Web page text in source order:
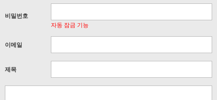
비밀번호
자동 잠금 기능
이메일
제목